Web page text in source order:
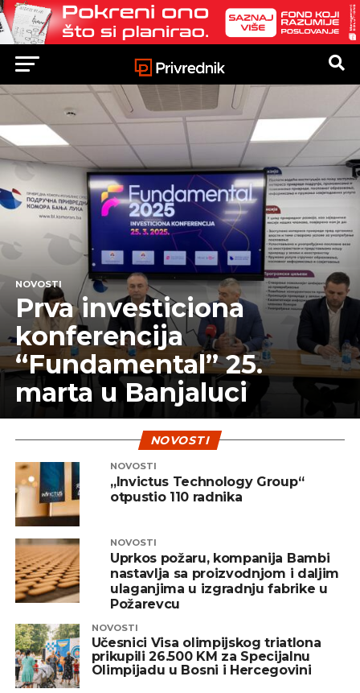
NOVOSTI
Prva investiciona
konferencija
“Fundamental” 25.
marta u Banjaluci
NOVOSTI
NOVOSTI
„Invictus Technology Group“
otpustio 110 radnika
NOVOSTI
Uprkos požaru, kompanija Bambi
nastavlja sa proizvodnjom i daljim
ulaganjima u izgradnju fabrike u
Požarevcu
NOVOSTI
Učesnici Visa olimpijskog triatlona
prikupili 26.500 KM za Specijalnu
Olimpijadu u Bosni i Hercegovini